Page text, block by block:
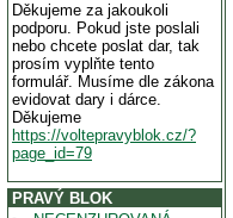
Děkujeme za jakoukoli
podporu. Pokud jste poslali
nebo chcete poslat dar, tak
prosím vyplňte tento
formulář. Musíme dle zákona
evidovat dary i dárce.
Děkujeme
https://voltepravyblok.cz/?
page_id=79
PRAVÝ BLOK